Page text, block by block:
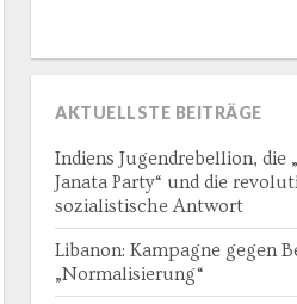
AKTUELLSTE BEITRÄGE
Indiens Jugendrebellion, die
Janata Party“ und die
sozialistische Antwort
Libanon: Kampagne gegen
„Normalisierung“